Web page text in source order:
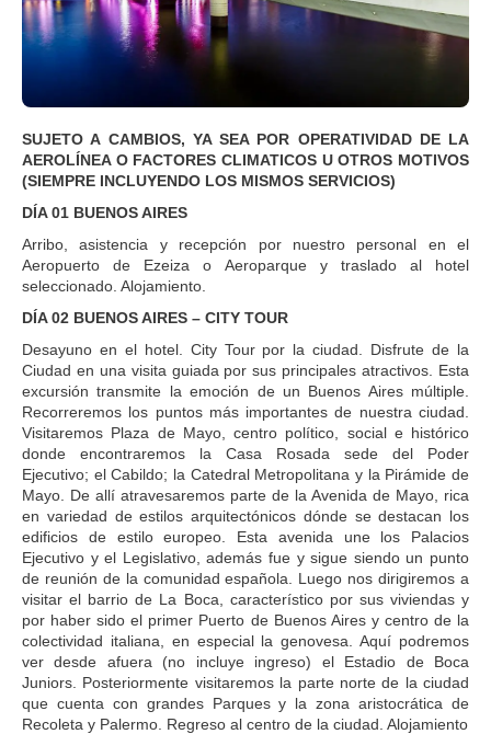
SUJETO A CAMBIOS, YA SEA POR OPERATIVIDAD DE LA
AEROLÍNEA O FACTORES CLIMATICOS U OTROS MOTIVOS
(SIEMPRE INCLUYENDO LOS MISMOS SERVICIOS)
DÍA 01 BUENOS AIRES
Arribo, asistencia y recepción por nuestro personal en el
Aeropuerto de Ezeiza o Aeroparque y traslado al hotel
seleccionado. Alojamiento.
DÍA 02 BUENOS AIRES – CITY TOUR
Desayuno en el hotel. City Tour por la ciudad. Disfrute de la
Ciudad en una visita guiada por sus principales atractivos. Esta
excursión transmite la emoción de un Buenos Aires múltiple.
Recorreremos los puntos más importantes de nuestra ciudad.
Visitaremos Plaza de Mayo, centro político, social e histórico
donde encontraremos la Casa Rosada sede del Poder
Ejecutivo; el Cabildo; la Catedral Metropolitana y la Pirámide de
Mayo. De allí atravesaremos parte de la Avenida de Mayo, rica
en variedad de estilos arquitectónicos dónde se destacan los
edificios de estilo europeo. Esta avenida une los Palacios
Ejecutivo y el Legislativo, además fue y sigue siendo un punto
de reunión de la comunidad española. Luego nos dirigiremos a
visitar el barrio de La Boca, característico por sus viviendas y
por haber sido el primer Puerto de Buenos Aires y centro de la
colectividad italiana, en especial la genovesa. Aquí podremos
ver desde afuera (no incluye ingreso) el Estadio de Boca
Juniors. Posteriormente visitaremos la parte norte de la ciudad
que cuenta con grandes Parques y la zona aristocrática de
Recoleta y Palermo. Regreso al centro de la ciudad. Alojamiento